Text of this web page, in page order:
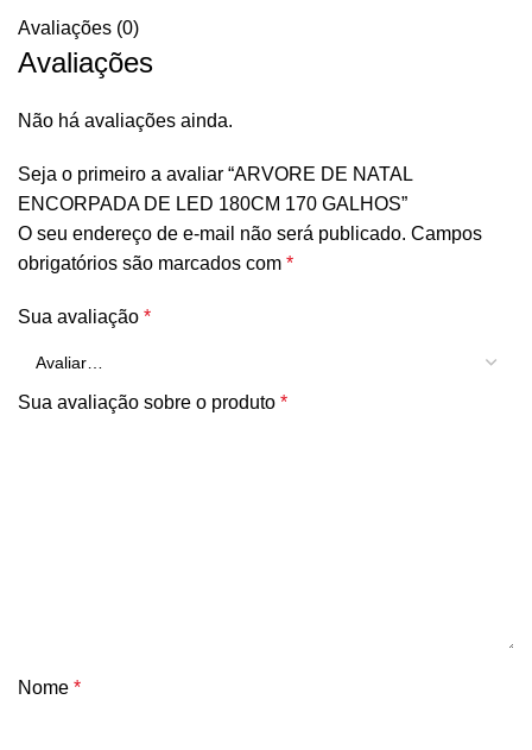
Avaliações (0)
Avaliações
Não há avaliações ainda.
Seja o primeiro a avaliar “ARVORE DE NATAL
ENCORPADA DE LED 180CM 170 GALHOS”
O seu endereço de e-mail não será publicado. Campos
obrigatórios são marcados com *
Sua avaliação *
Sua avaliação sobre o produto *
Nome *